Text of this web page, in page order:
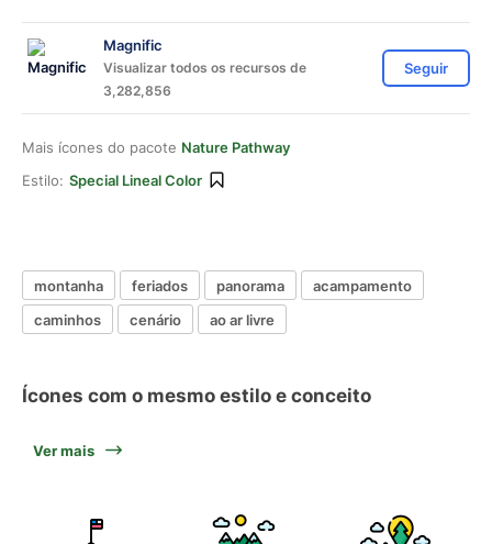
Magnific
Visualizar todos os recursos de
3,282,856
Seguir
Mais ícones do pacote Nature Pathway
Estilo: Special Lineal Color
montanha feriados panorama
acampamento
caminhos
cenário ao ar livre
Ícones com o mesmo estilo e conceito
Ver mais